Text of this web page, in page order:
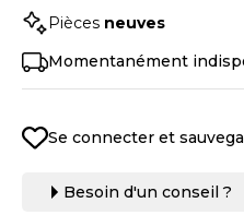
Pièces neuves
Momentanément
Se connecter et
Besoin d'un conseil ?